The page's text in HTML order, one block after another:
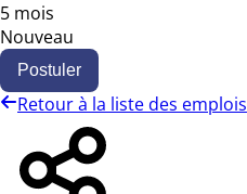
5 mois
Nouveau
Postuler
Retour à la liste des emplois